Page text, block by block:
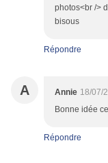
photos<br />
bisous
Répondre
A Annie 18/07/
Bonne idée
Répondre